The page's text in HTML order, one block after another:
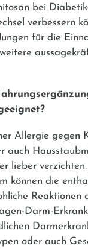
bei
verbessern
für die
Allergie gegen
auch
lieber
können die
Reaktionen
Darm-
oder auch